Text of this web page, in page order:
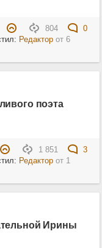
804
0
Редакторот 6
поэта
1 851
3
Редакторот 1
Ирины